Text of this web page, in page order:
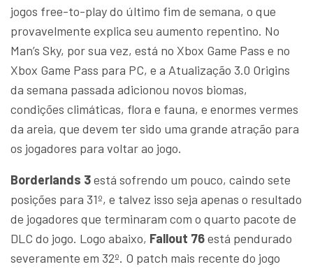
jogos free-to-play do último fim de semana, o que
provavelmente explica seu aumento repentino. No
Man’s Sky, por sua vez, está no Xbox Game Pass e no
Xbox Game Pass para PC, e a Atualização 3.0 Origins
da semana passada adicionou novos biomas,
condições climáticas, flora e fauna, e enormes vermes
da areia, que devem ter sido uma grande atração para
os jogadores para voltar ao jogo.
Borderlands 3está sofrendo um pouco, caindo sete
posições para 31º, e talvez isso seja apenas o resultado
de jogadores que terminaram com o quarto pacote de
DLC do jogo. Logo abaixo, Fallout 76está pendurado
severamente em 32º. O patch mais recente do jogo